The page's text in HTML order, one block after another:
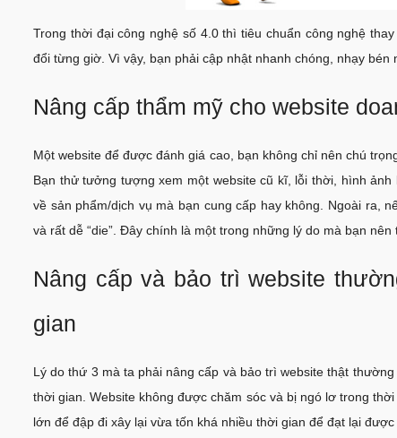
Trong thời đại công nghệ số 4.0 thì tiêu chuẩn công nghệ
đổi từng giờ. Vì vậy, bạn phải cập nhật nhanh chóng, nhạy
Nâng cấp thẩm mỹ cho website
Một website để được đánh giá cao, bạn không chỉ nên chú
Bạn thử tưởng tượng xem một website cũ kĩ, lỗi thời, hình
về sản phẩm/dịch vụ mà bạn cung cấp hay không. Ngoài ra,
và rất dễ “die”. Đây chính là một trong những lý do mà bạn
Nâng cấp và bảo trì website
gian
Lý do thứ 3 mà ta phải nâng cấp và bảo trì website thật
thời gian. Website không được chăm sóc và bị ngó lơ trong
lớn để đập đi xây lại vừa tốn khá nhiều thời gian để đạt lại